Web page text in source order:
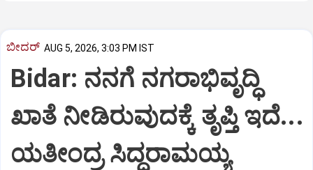
ಬೀದರ್ AUG 5, 2026, 3:03 PM IST
Bidar: ನನಗೆ ನಗರಾಭಿವೃದ್ಧಿ
ಖಾತೆ ನೀಡಿರುವುದಕ್ಕೆ ತೃಪ್ತಿ ಇದೆ...
ಯತೀಂದ್ರ ಸಿದ್ದರಾಮಯ್ಯ